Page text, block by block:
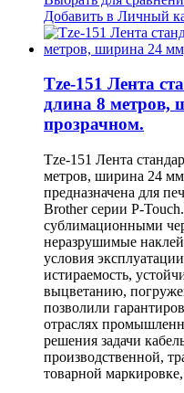
Добавить в Личный
Tze-151 Лента
длина 8 метров,
прозрачном.
Tze-151 Лента
метров, ширина 24
предназначена для
Brother серии P-
сублимационными
неразрушимые
условия
истираемость,
выцветанию,
позволили
отраслях
решения задачи
производственной,
товарной